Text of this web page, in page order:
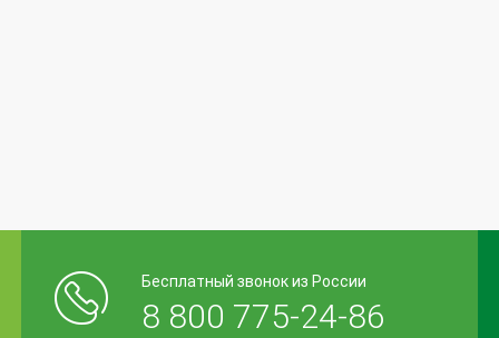
Бесплатный звонок из России
8 800 775-24-86